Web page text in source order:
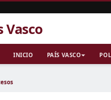
Vasco
INICIO PAÍS VASCO